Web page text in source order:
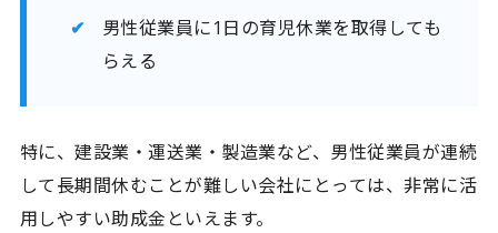
男性従業員に1日の育児休業を取得しても
らえる
特に、建設業・運送業・製造業など、男性従業員が連続
して長期間休むことが難しい会社にとっては、非常に活
用しやすい助成金といえます。